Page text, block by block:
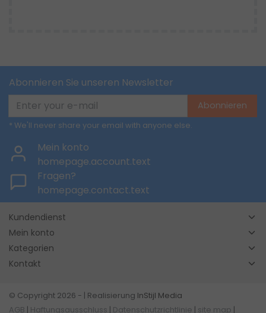
Abonnieren Sie unseren Newsletter
Abonnieren
* We'll never share your email with anyone else.
Mein konto
homepage.account.text
Fragen?
homepage.contact.text
Kundendienst
Mein konto
Kategorien
Kontakt
© Copyright 2026 - | Realisierung InStijl Media
AGB
Haftungsausschluss Datenschutzrichtlinie site map